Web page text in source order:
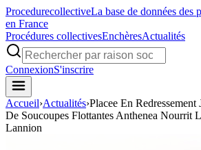
ProcedurecollectiveLa base de données des
en France
Procédures collectivesEnchèresActualités
ConnexionS'inscrire
Accueil›Actualités›Placee En
De Soucoupes Flottantes Anthenea Nourrit
Lannion